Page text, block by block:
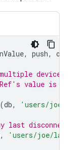
, push,
devices or
value is
(db, 'users/joe/
last disconnect
, 'users/joe/